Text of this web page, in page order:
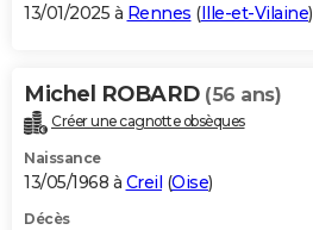
13/01/2025 à Rennes (Ille-et-Vilaine)
Michel ROBARD (56 ans)
Créer une cagnotte obsèques
Naissance
13/05/1968 à Creil (Oise)
Décès